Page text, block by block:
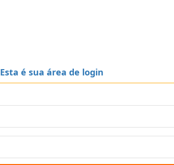
Esta é sua área de login